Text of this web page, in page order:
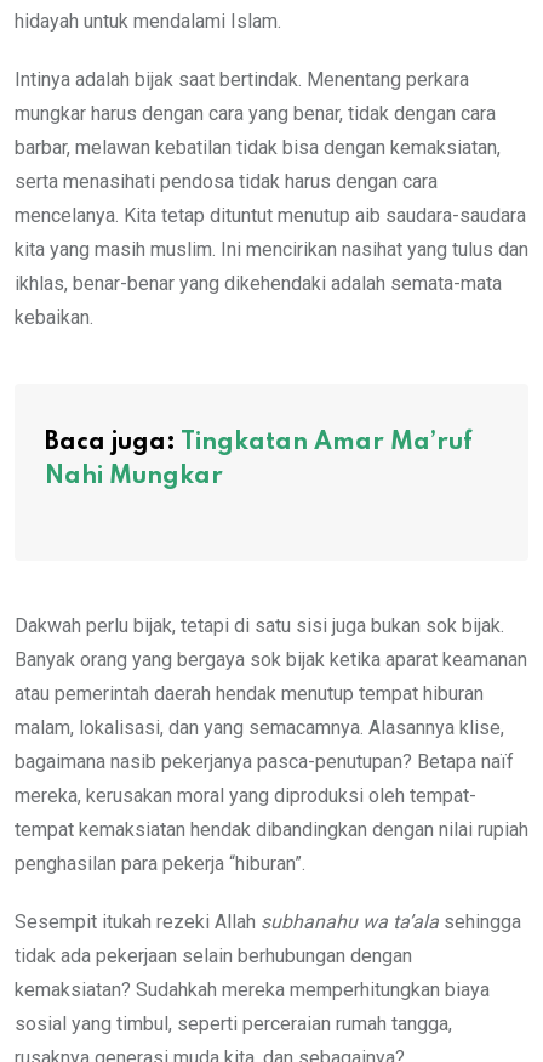
hidayah untuk mendalami Islam.
Intinya adalah bijak saat bertindak. Menentang perkara
mungkar harus dengan cara yang benar, tidak dengan cara
barbar, melawan kebatilan tidak bisa dengan kemaksiatan,
serta menasihati pendosa tidak harus dengan cara
mencelanya. Kita tetap dituntut menutup aib saudara-saudara
kita yang masih muslim. Ini mencirikan nasihat yang tulus dan
ikhlas, benar-benar yang dikehendaki adalah semata-mata
kebaikan.
Baca juga:
Tingkatan Amar Ma’ruf
Nahi Mungkar
Dakwah perlu bijak, tetapi di satu sisi juga bukan sok bijak.
Banyak orang yang bergaya sok bijak ketika aparat keamanan
atau pemerintah daerah hendak menutup tempat hiburan
malam, lokalisasi, dan yang semacamnya. Alasannya klise,
bagaimana nasib pekerjanya pasca-penutupan? Betapa naïf
mereka, kerusakan moral yang diproduksi oleh tempat-
tempat kemaksiatan hendak dibandingkan dengan nilai rupiah
penghasilan para pekerja “hiburan”.
Sesempit itukah rezeki Allah subhanahu wa ta’ala sehingga
tidak ada pekerjaan selain berhubungan dengan
kemaksiatan? Sudahkah mereka memperhitungkan biaya
sosial yang timbul, seperti perceraian rumah tangga,